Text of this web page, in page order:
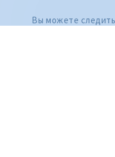
Вы можете